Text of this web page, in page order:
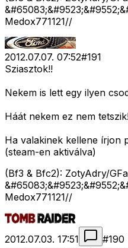
Medox771121//
2012.07.07. 07:52#191
Sziasztok!!
Nekem is lett egy ilyen
Háát nekem ez nem
Ha valakinek kellene írjon
(steam-en aktiválva)
(Bf3 & Bfc2): ZotyAdry/
Medox771121//
2012.07.03. 17:51 #190